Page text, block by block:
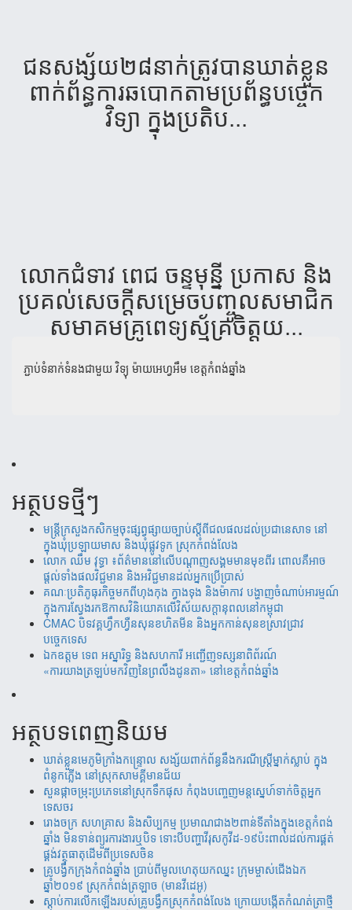
ជន​សង្ស័យ​២៨​នាក់​ត្រូវ​បាន​ឃាត់​ខ្លួន​
ពាក់​ព័ន្ធ​ការ​ឆបោក​តាម​ប្រព័ន្ធ​បច្ចេក​
វិទ្យា​ ក្នុង​ប្រតិ​ប...
លោក​ជំទាវ ពេជ ចន្ទមុន្នី ប្រ​កាស និង
ប្រគល់​សេចក្តីសម្រេច​បញ្ចូល​សមាជិក​
សមាគម​គ្រូពេទ្យ​ស្ម័គ្រចិត្តយ...
ភ្ជាប់ទំនាក់ទំនងជាមួយវិទ្យុ ម៉ាយអេហ្វអឹម ខេត្តកំពង់ឆ្នាំង
អត្ថបទថ្មីៗ
មន្ត្រីក្រសួងកសិកម្មចុះផ្សព្វផ្សាយច្បាប់ស្តីពីជលផលដល់ប្រជានេសាទ នៅ
ក្នុងឃុំប្រឡាយមាស និងឃុំផ្លូវទូក ស្រុកកំពង់លែង
‎​លោក ឈឹម វុទ្ធា ៖ព័ត៌មាននៅលើបណ្តាញសង្គមមានមុខពីរ ពោលគឺអាច
ផ្តល់ទាំងផលវិជ្ជមាន និងអវិជ្ជមានដល់អ្នកប្រើប្រាស់
គណៈប្រតិភូធុរកិច្ចមកពីហុងកុង ក្វាងទុង និងម៉ាកាវ បង្ហាញចំណាប់អារម្មណ៍
ក្នុងការស្វែងរកឱកាសវិនិយោគលើវិស័យសក្តានុពលនៅកម្ពុជា
CMAC បិទវគ្គហ្វឹកហ្វឺនសុនខហិតមីន និងអ្នកកាន់សុនខស្រាវជ្រាវ
បច្ចេកទេស
ឯកឧត្តម ទេព អស្នារិទ្ធ និងសហការី អញ្ជើញទស្សនាពិព័រណ៍
«ការយាងត្រឡប់មកវិញនៃព្រលឹងដូនតា» នៅខេត្តកំពង់ឆ្នាំង
អត្ថបទពេញនិយម
ឃាត់​ខ្លួន​មេភូមិ​ក្រាំង​កន្រ្ទោល សង្ស័យ​ពាក់ព័ន្ធ​នឹ​ង​​ករណី​ស្រ្តីម្នាក់​ស្លាប់ ​ក្នុង​
ពំនូក​ភ្លើង​ នៅស្រុក​សាម​គ្គីមាន​ជ័យ
សួន​​ផ្កា​ច​ម្រុះ​​ប្រភេទ​​នៅ​​ស្រុក​​​ទឹក​​ផុស​​ កំពុង​​បញ្ចេញ​​​មន្តស្នេហ៍​​​​ទាក់​​​ចិត្ត​​អ្នក
ទេស​​ចរ​
រោងចក្រ ​សហគ្រាស​ និងសិប្បកម្ម ប្រមាណ​​​ជាង​​២ពាន់​​ទីតាំង​​ក្នុង​​ខេត្តកំពង់​
ឆ្នាំង​ មិន​ទាន់ព្យួរការងារ​ឬបិទ ទោះបីបញ្ហាវីរុសកូវីដ-១៩ប៉ះពាល់ដល់ការ​ផ្គត់​
ផ្គង់​វត្ថុ​ធាតុ​​ដើម​​ពី​​ប្រទេស​ចិន​
គ្រូបង្វឹកក្រុងកំពង់ឆ្នាំង ប្រាប់ពីមូលហេតុយកឈ្នះ ក្រុមម្ចាស់ជើងឯក
ឆ្នាំ២០១៩ ស្រុកកំពង់ត្រឡាច (មានវីដេអូ)
ស្តាប់ការលើកឡើងរបស់គ្រូបង្វឹកស្រុកកំពង់លែង ក្រោយបង្កើតកំណត់ត្រាថ្មី